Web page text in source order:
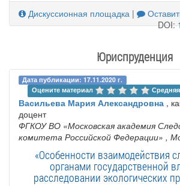
Дискуссионная площадка |
DOI:
Юриспруденция
Дата публикации: 17.11.2020 г.
Оцените материал
Васильева Мария Александровна ,
доцент
ФГКОУ ВО «Московская академия
комитета Российской Федерации» ,
«Особенности взаимодействия
органами государственной
расследовании экологических